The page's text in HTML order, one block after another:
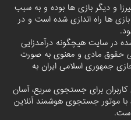
و دیگر بازی ها بوده و به سبب
ها راه اندازی شده است و در
در سایت هیچگونه درآمدزایی
حقوق مادی و معنوی به صورت
جمهوری اسلامی ایران به
برای جستجوی سریع، آسان
با موتور جستجوی هوشمند آنلاین